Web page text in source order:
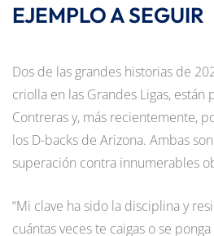
EJEMPLO A SEGUIR
Dos de las grandes historias de
criolla en las Grandes Ligas, están
Contreras y, más recientemente,
los D-backs de Arizona. Ambas
superación contra innumerables
“Mi clave ha sido la disciplina y
cuántas veces te caigas o se